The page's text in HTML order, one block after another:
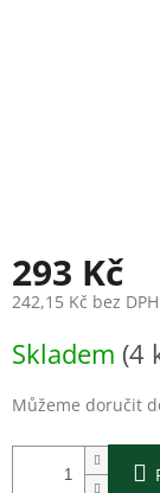
293 Kč
242,15 Kč bez DPH
cena:
Skladem (4
Můžeme doručit